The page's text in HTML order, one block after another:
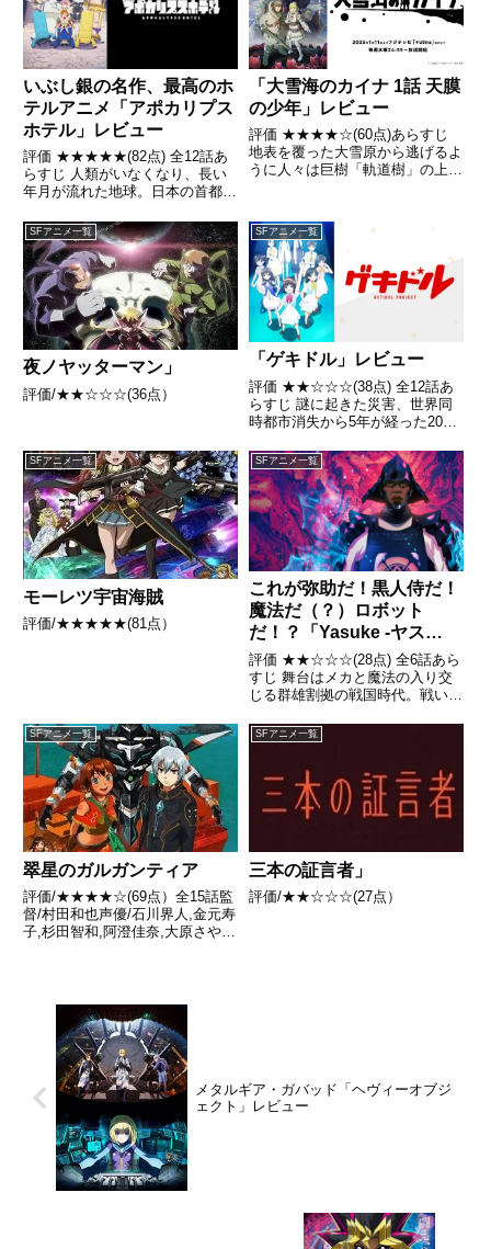
いぶし銀の名作、最高のホ
テルアニメ「アポカリプス
ホテル」レビュー
評価 ★★★★★(82点) 全12話あ
らすじ 人類がいなくなり、長い
年月が流れた地球。日本の首都・
楼』では、ホテリエロボットのヤ
チヨと従業員ロボットたちが、オ
ーナーの帰還と、再び人類のお客
様を迎える時を待っていた...
「大雪海のカイナ 1話 天膜
の少年」レビュー
評価 ★★★★☆(60点)あらすじ
地表を覆った大雪原から逃げるよ
うに人々は巨樹「軌道樹」の上に
SFアニメ一覧
夜ノヤッターマン」
評価/★★☆☆☆(36点）
SFアニメ一覧
「ゲキドル」レビュー
評価 ★★☆☆☆(38点) 全12話あ
らすじ 謎に起きた災害、世界同
時都市消失から5年が経った2019
少しでも復興を遂げようとしてい
る。引用- Wikipedia
SFアニメ一覧
モーレツ宇宙海賊
評価/★★★★★(81点）
SFアニメ一覧
これが弥助だ！黒人侍だ！
魔法だ（？）ロボット
だ！？「Yasuke -ヤス
ケ-」レビュー
評価 ★★☆☆☆(28点) 全6話あら
すじ 舞台はメカと魔法の入り交
じる群雄割拠の戦国時代。戦いの
た史上最強の浪人ヤスケだった
が、身を寄せていた村が血に飢え
スケは、謎の力を持つ少女...
SFアニメ一覧
翠星のガルガンティア
評価/★★★★☆(69点）全15話監
督/村田和也声優/石川界人,金元寿
子,杉田智和,阿澄佳奈,大原さやか
盟」を結成し、宇宙生命体「ヒデ
ィアーズ」と争い...
SFアニメ一覧
三本の証言者」
評価/★★☆☆☆(27点）
メタルギア・ガバッド「ヘヴィーオブジ
ェクト」レビュー